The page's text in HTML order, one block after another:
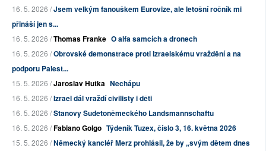
16. 5. 2026 /Jsem velkým fanouškem Eurovize, ale letošní ročník mi
přináší jen s...
16. 5. 2026 /Thomas Franke O alfa samcích a dronech
16. 5. 2026 /Obrovské demonstrace proti izraelskému vraždění a na
podporu Palest...
15. 5. 2026 /Jaroslav Hutka Nechápu
16. 5. 2026 /Izrael dál vraždí civilisty i děti
16. 5. 2026 /Stanovy Sudetoněmeckého Landsmannschaftu
16. 5. 2026 /Fabiano Golgo Týdeník Tuzex, číslo 3, 16. května 2026
15. 5. 2026 /Německý kancléř Merz prohlásil, že by „svým dětem dnes